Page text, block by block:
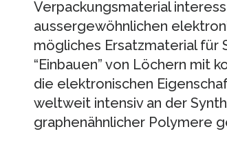
Verpackungsmaterial
aussergewöhnlichen
mögliches Ersatzmaterial für
“Einbauen” von Löchern mit
die elektronischen
weltweit intensiv an der
graphenähnlicher Polymere